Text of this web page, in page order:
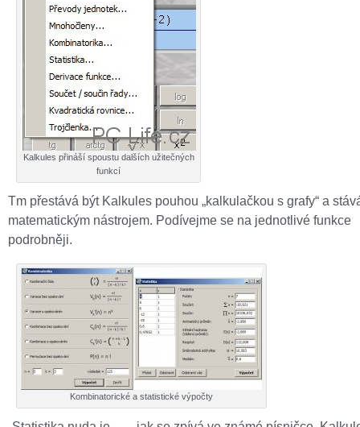
Kalkules přináší spoustu dalších užitečných
funkcí
Tm přestává být Kalkules pouhou „kalkulačkou s grafy“ a
matematickým nástrojem. Podívejme se na jednotlivé funkce
podrobněji.
Kombinatorické a statistické výpočty